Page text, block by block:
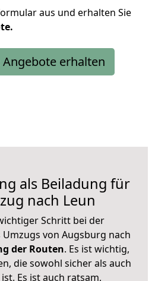
aus und erhalten Sie
Angebote erhalten
als Beiladung für
nach Leun
Schritt bei der
von Augsburg nach
der Routen. Es ist wichtig,
die sowohl sicher als auch
Es ist auch ratsam,